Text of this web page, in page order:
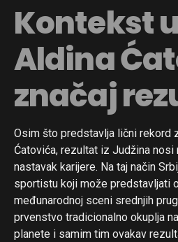
Kontekst
Aldina
značaj
Osim što predstavlja lični rekord
Ćatovića, rezultat iz Judžina nosi
nastavak karijere. Na taj način
sportistu koji može predstavljati
međunarodnoj sceni srednjih
prvenstvo tradicionalno okuplja
planete i samim tim ovakav